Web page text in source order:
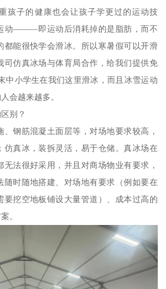
孩子的健康也会让孩子学更过的运动技
动———即运动后消耗掉的是脂肪，而不
都能很快学会滑冰。所以寒暑假可以开滑
司仿真冰场与体育局合作，给我们提供免
中小学生在我们这里滑冰，而且冰雪运动
会越来越多。
别？
钢筋混凝土面层等，对场地要求较高，
仿真冰，装拆灵活，易于仓储。真冰场在
法很好采用，并且对商场物业有要求，
随时随地搭建、对场地有要求（例如要在
要挖空地板铺设大量管道）、成本过高的
。